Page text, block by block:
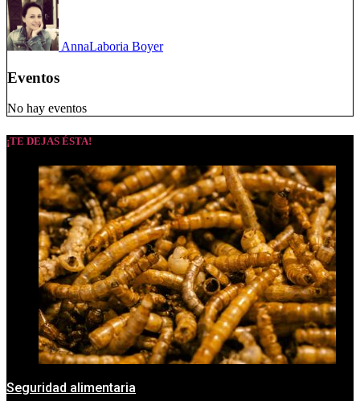
AnnaLaboria Boyer
Eventos
No hay eventos
¡TE DEJAS ÉSTA!
Seguridad alimentaria